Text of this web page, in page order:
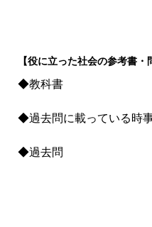
【役に立った社会の参考書・
◆教科書
◆過去問に載っている時
◆過去問